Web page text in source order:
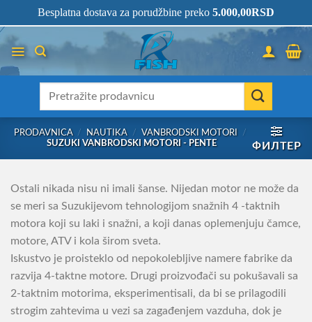
to
content
- KOMPLETNA RIBOLOVAČKA OPREMA NA JEDNOM
PRODAVNICA / NAUTIKA / VANBRODSKI MOTORI
/
SUZUKI VANBRODSKI MOTORI - PENTE
ФИЛТЕР
Ostali nikada nisu ni imali šanse. Nijedan motor ne može da
se meri sa Suzukijevom tehnologijom snažnih 4 -taktnih
motora koji su laki i snažni, a koji danas oplemenjuju čamce,
motore, ATV i kola širom sveta.
Iskustvo je proisteklo od nepokolebljive namere fabrike da
razvija 4-taktne motore. Drugi proizvođači su pokušavali sa
2-taktnim motorima, eksperimentisali, da bi se prilagodili
strogim zahtevima u vezi sa zagađenjem vazduha, dok je
Besplatna dostava za porudžbine preko 5.000,00RSD